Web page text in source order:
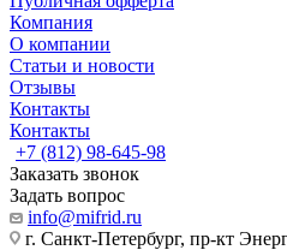
Компания
О компании
Статьи и новости
Отзывы
Контакты
Контакты
+7 (812) 98-645-98
Заказать звонок
Задать вопрос
info@mifrid.ru
г. Санкт-Петербург, пр-кт